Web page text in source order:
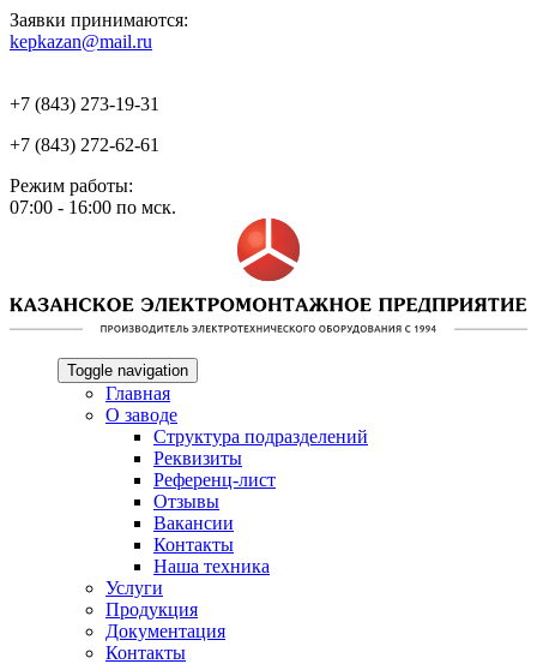
Заявки принимаются:
kepkazan@mail.ru
+7 (843) 273-19-31
+7 (843) 272-62-61
Режим работы:
07:00 - 16:00 по мск.
Toggle navigation
Главная
О заводе
Структура подразделений
Реквизиты
Референц-лист
Отзывы
Вакансии
Контакты
Наша техника
Услуги
Продукция
Документация
Контакты